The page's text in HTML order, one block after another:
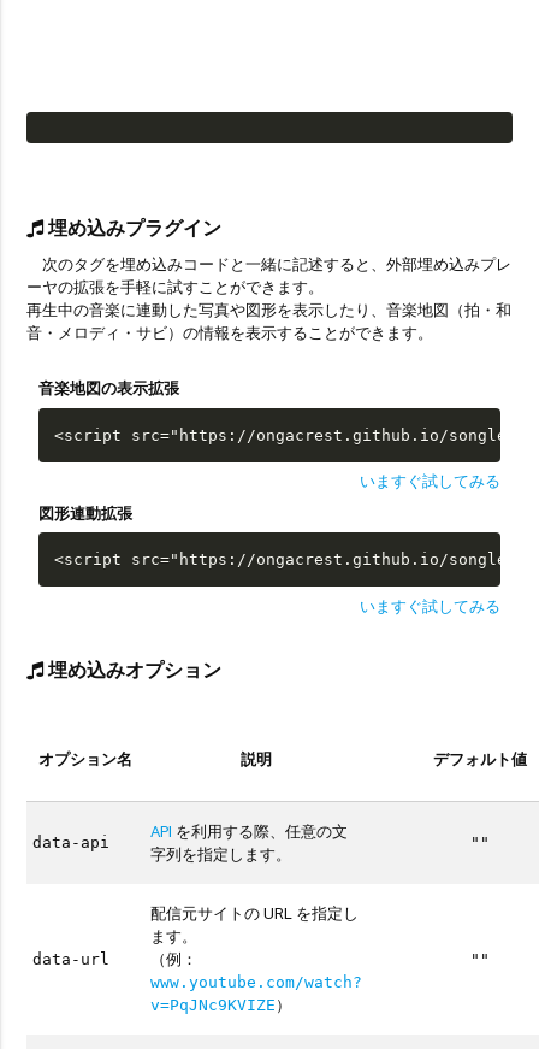
埋め込みプラグイン
次のタグを埋め込みコードと一緒に記述すると、外部埋め込みプレ
ーヤの拡張を手軽に試すことができます。
再生中の音楽に連動した写真や図形を表示したり、音楽地図（拍・和
音・メロディ・サビ）の情報を表示することができます。
音楽地図の表示拡張
<script src="https://ongacrest.github.io/songle-
いますぐ試してみる
図形連動拡張
<script src="https://ongacrest.github.io/songle-
いますぐ試してみる
埋め込みオプション
オプション名 説明 デフォルト値
data-api
API を利用する際、任意の文
字列を指定します。
""
data-url
配信元サイトの URL を指定し
ます。
（例：
www.youtube.com/watch?
v=PqJNc9KVIZE ）
""